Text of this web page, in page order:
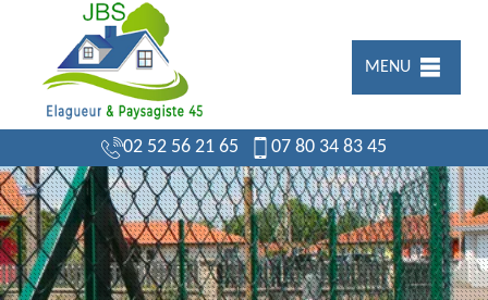
MENU
02 52 56 21 65 07 80 34 83 45